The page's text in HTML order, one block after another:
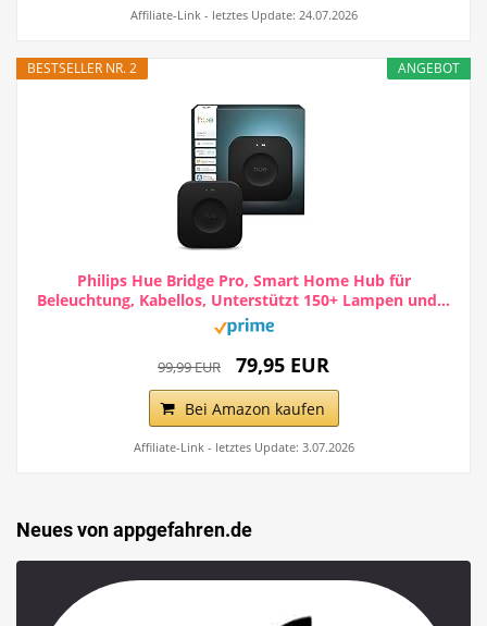
Affiliate-Link - letztes Update: 24.07.2026
ANGEBOT
BESTSELLER NR. 2
Philips Hue Bridge Pro, Smart Home Hub für
Beleuchtung, Kabellos, Unterstützt 150+ Lampen und...
99,99 EUR 79,95 EUR
Bei Amazon kaufen
Affiliate-Link - letztes Update: 3.07.2026
Neues von appgefahren.de